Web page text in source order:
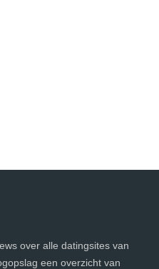
over alle datingsites van
een overzicht van